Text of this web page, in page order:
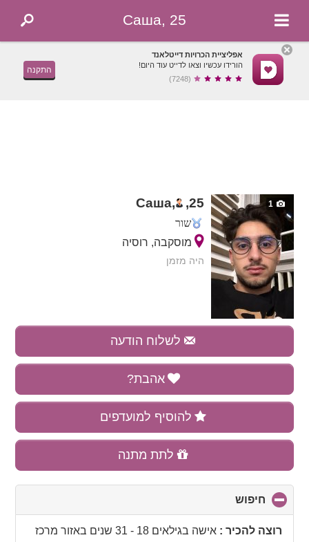
Саша, 25
אפליציית הכרויות דייטלאנד
הורידו עכשיו וצאו לדייט עוד היום!
(7248)
התקנה
1
Саша, ,25
שור
מוסקבה, רוסיה
היה מזמן
לשלוח הודעה
אהבת?
להוסיף למועדפים
לתת מתנה
חיפוש
to
collapseרוצה להכיר :אישה בגילאים 18 - 31 שנים באזור מרכז